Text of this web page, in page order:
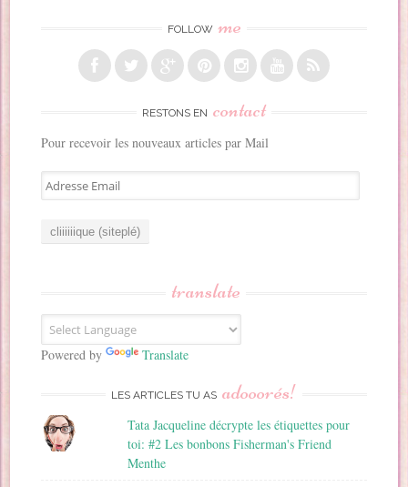
FOLLOW me
RESTONS EN contact
Pour recevoir les nouveaux articles par Mail
A
d
E
m
a
translate
Powered by Translate
LES ARTICLES TU AS adooorés!
Tata Jacqueline décrypte les étiquettes pour
toi: #2 Les bonbons Fisherman's Friend
Menthe